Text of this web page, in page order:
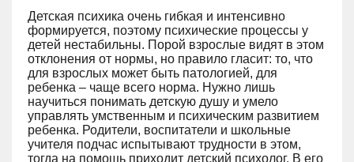
Детская психика очень гибкая и интенсивно
формируется, поэтому психические процессы у
детей нестабильны. Порой взрослые видят в этом
отклонения от нормы, но правило гласит: то, что
для взрослых может быть патологией, для
ребенка – чаще всего норма. Нужно лишь
научиться понимать детскую душу и умело
управлять умственным и психическим развитием
ребенка. Родители, воспитатели и школьные
учителя подчас испытывают трудности в этом,
тогда на помощь приходит детский психолог. В его